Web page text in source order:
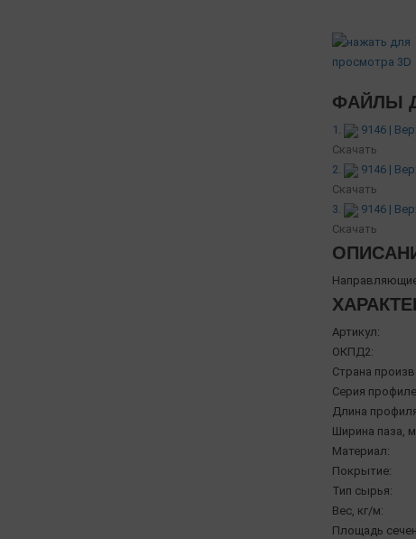
ФАЙЛЫ
1.
9146 |
Скачать
2.
9146 |
Скачать
3.
9146 |
Скачать
Артикул:
ОКПД2:
Страна
Серия
Длина
Ширина паза,
Материал:
Покрытие:
Тип сырья:
Вес, кг/м:
Площадь